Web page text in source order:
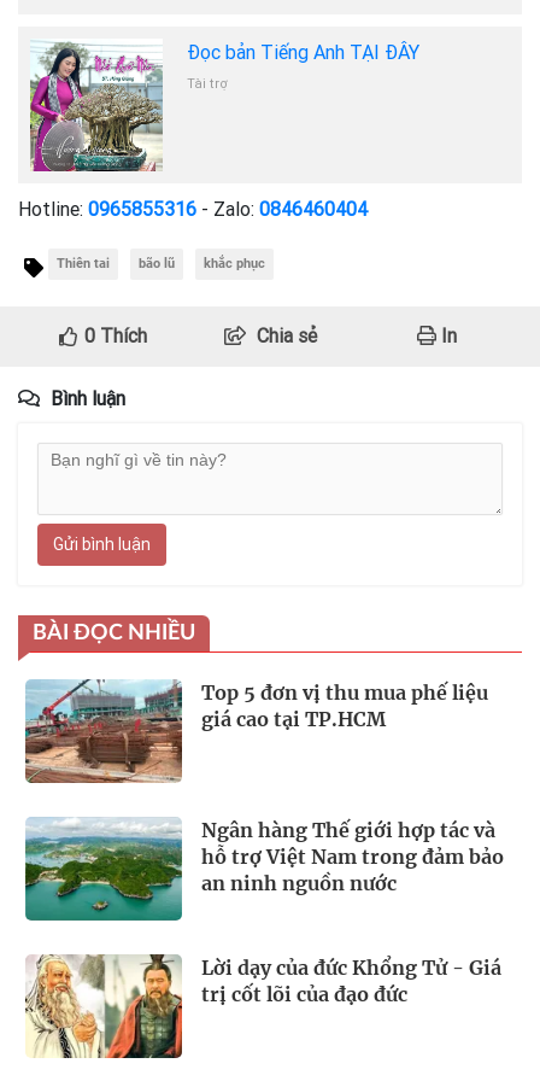
Đọc bản Tiếng Anh TẠI ĐÂY
Tài trợ
Hotline: 0965855316 - Zalo: 0846460404
Thiên tai bão lũ khắc phục
0Thích Chia sẻ In
Bình luận
Gửi bình luận
BÀI ĐỌC NHIỀU
Top 5 đơn vị thu mua phế liệu
giá cao tại TP.HCM
Ngân hàng Thế giới hợp tác và
hỗ trợ Việt Nam trong đảm bảo
an ninh nguồn nước
Lời dạy của đức Khổng Tử - Giá
trị cốt lõi của đạo đức